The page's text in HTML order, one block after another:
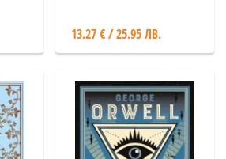
13.27 € / 25.95 ЛВ.